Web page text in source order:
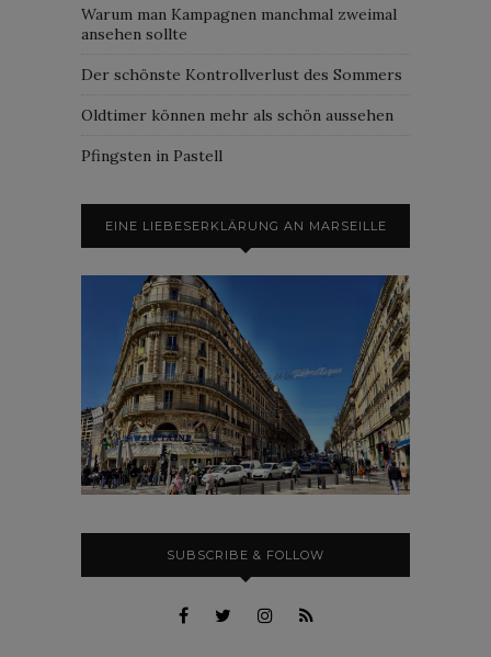
Warum man Kampagnen manchmal zweimal
ansehen sollte
Der schönste Kontrollverlust des Sommers
Oldtimer können mehr als schön aussehen
Pfingsten in Pastell
EINE LIEBESERKLÄRUNG AN MARSEILLE
SUBSCRIBE & FOLLOW